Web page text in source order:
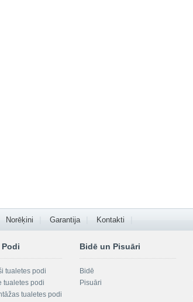
Norēķini Garantija Kontakti
tualetes podi
tualetes podi
tualetes podi
Bidē un Pisuāri
Bidē
Pisuāri